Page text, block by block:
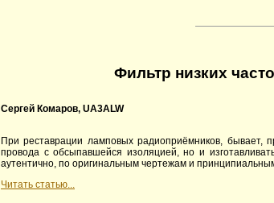
Фильтр низких
Сергей Комаров, UA3ALW
При реставрации ламповых радиоприёмников, бывает,
провода с обсыпавшейся изоляцией, но и
аутентично, по оригинальным чертежам и
Читать статью...